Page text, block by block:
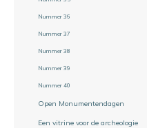
Nummer 36
Nummer 37
Nummer 38
Nummer 39
Nummer 40
Open Monumentendagen
Een vitrine voor de archeologie